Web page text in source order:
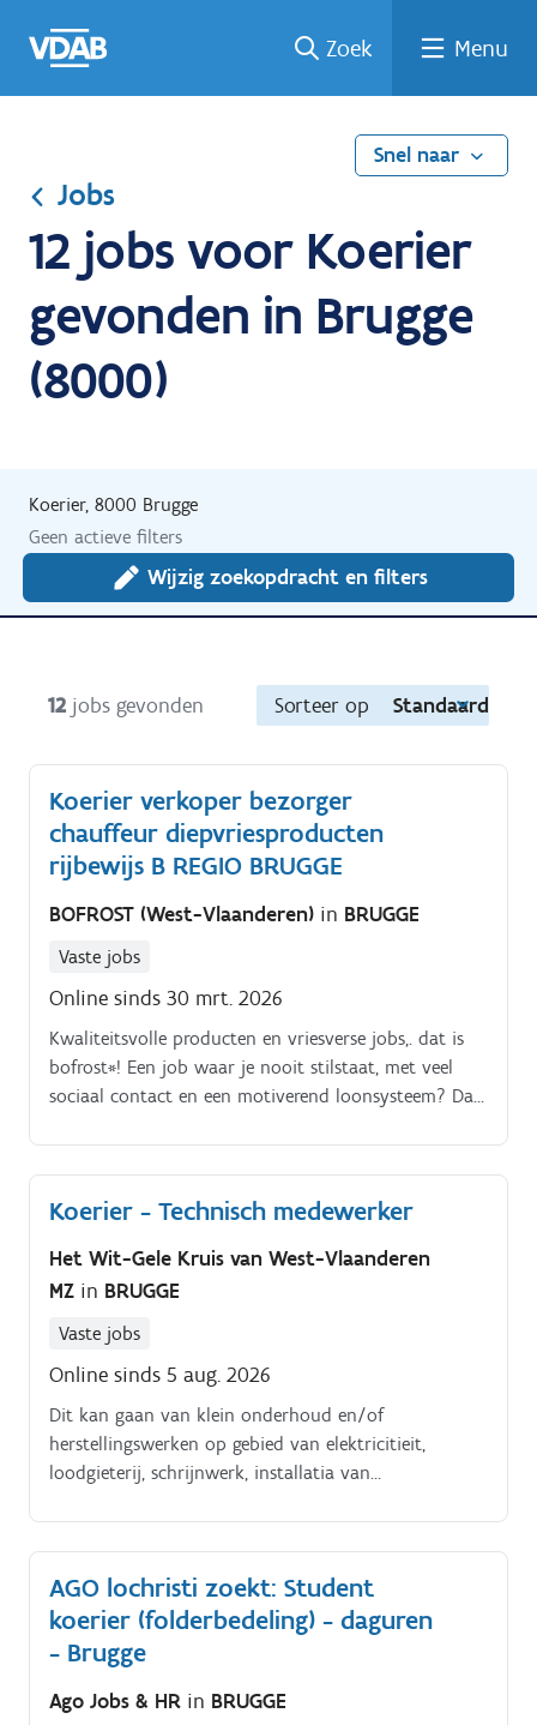
naar
een
een
job
naar
Zoek Menu
Snel naar
Jobs
12 jobs voor Koerier
gevonden in Brugge
(8000)
Koerier, 8000 Brugge
Geen actieve filters
Wijzig zoekopdracht en filters
12 jobs gevonden Sorteer op Standaard
Koerier verkoper bezorger
chauffeur diepvriesproducten
rijbewijs B REGIO BRUGGE
BOFROST (West-Vlaanderen) in BRUGGE
Vaste jobs
Online sinds 30 mrt. 2026
Kwaliteitsvolle producten en vriesverse jobs,. dat is
bofrost*! Een job waar je nooit stilstaat, met veel
sociaal contact en een motiverend loonsysteem? Dan
Koerier - Technisch medewerker
Het Wit-Gele Kruis van West-Vlaanderen
MZ in BRUGGE
Vaste jobs
Online sinds 5 aug. 2026
Dit kan gaan van klein onderhoud en/of
herstellingswerken op gebied van elektricitieit,
loodgieterij, schrijnwerk, installatia van
onderhouden blijven. Je werkt hiertoe nauw samen
met onze dienst facility.
AGO lochristi zoekt: Student
koerier (folderbedeling) - daguren
- Brugge
Ago Jobs & HR in BRUGGE